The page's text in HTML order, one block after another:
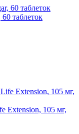
таблеток
Extension, 105 мг,